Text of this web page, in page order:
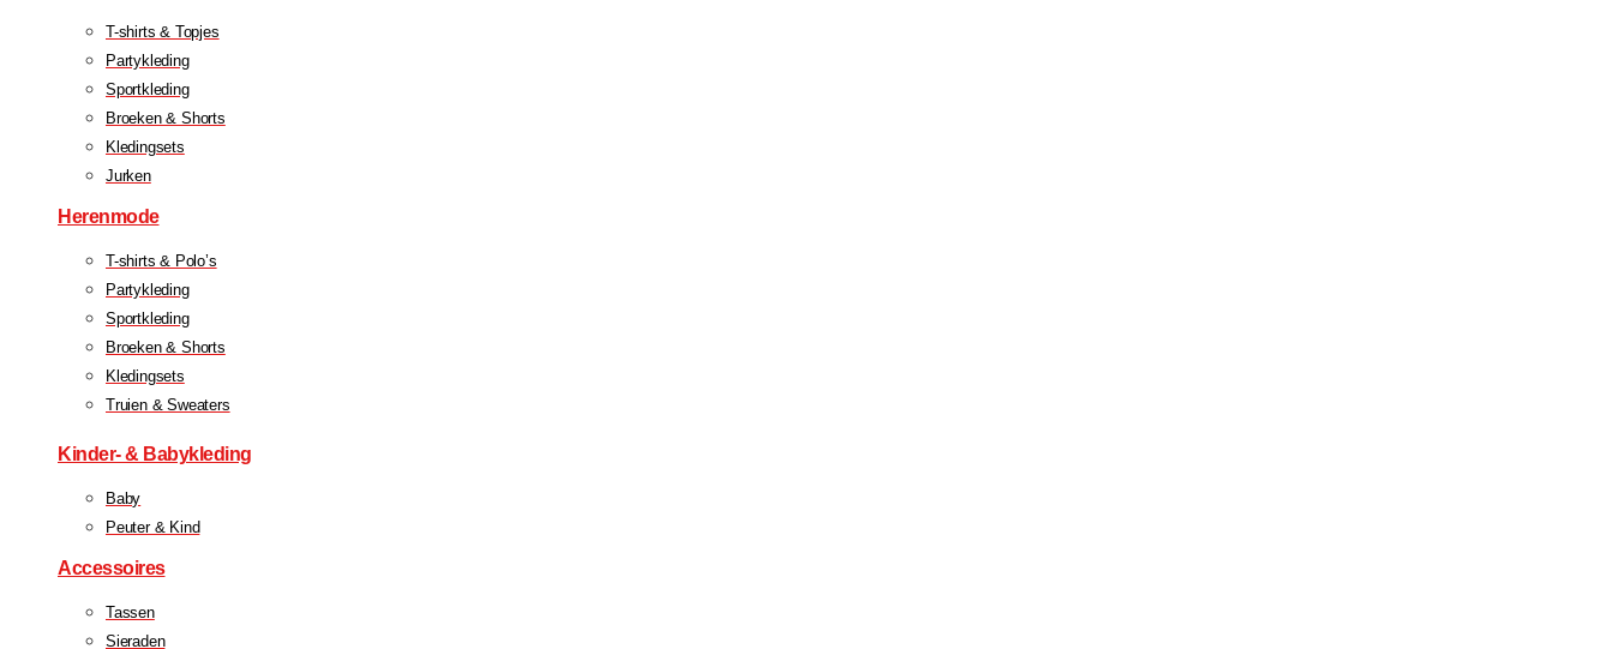
T-shirts & Topjes
Partykleding
Sportkleding
Broeken & Shorts
Kledingsets
Jurken
Herenmode
T-shirts & Polo’s
Partykleding
Sportkleding
Broeken & Shorts
Kledingsets
Truien & Sweaters
Kinder- & Babykleding
Baby
Peuter & Kind
Accessoires
Tassen
Sieraden